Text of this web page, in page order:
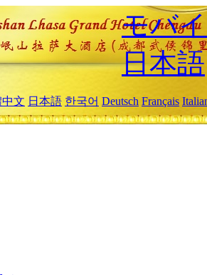
モバ
日本語
文 日本語 한국어 Deutsch Français